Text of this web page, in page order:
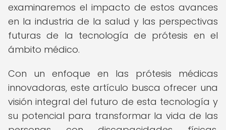
examinaremos el impacto de estos avances
en la industria de la salud y las perspectivas
futuras de la tecnología de prótesis en el
ámbito médico.
Con un enfoque en las prótesis médicas
innovadoras, este artículo busca ofrecer una
visión integral del futuro de esta tecnología y
su potencial para transformar la vida de las